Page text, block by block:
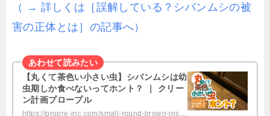
（ → 詳しくは［誤解している？シバンムシの被
害の正体とは］の記事へ）
【丸くて茶色い小さい虫】シバンムシは幼
虫期しか食べないってホント？ ｜ クリー
ン計画プロープル